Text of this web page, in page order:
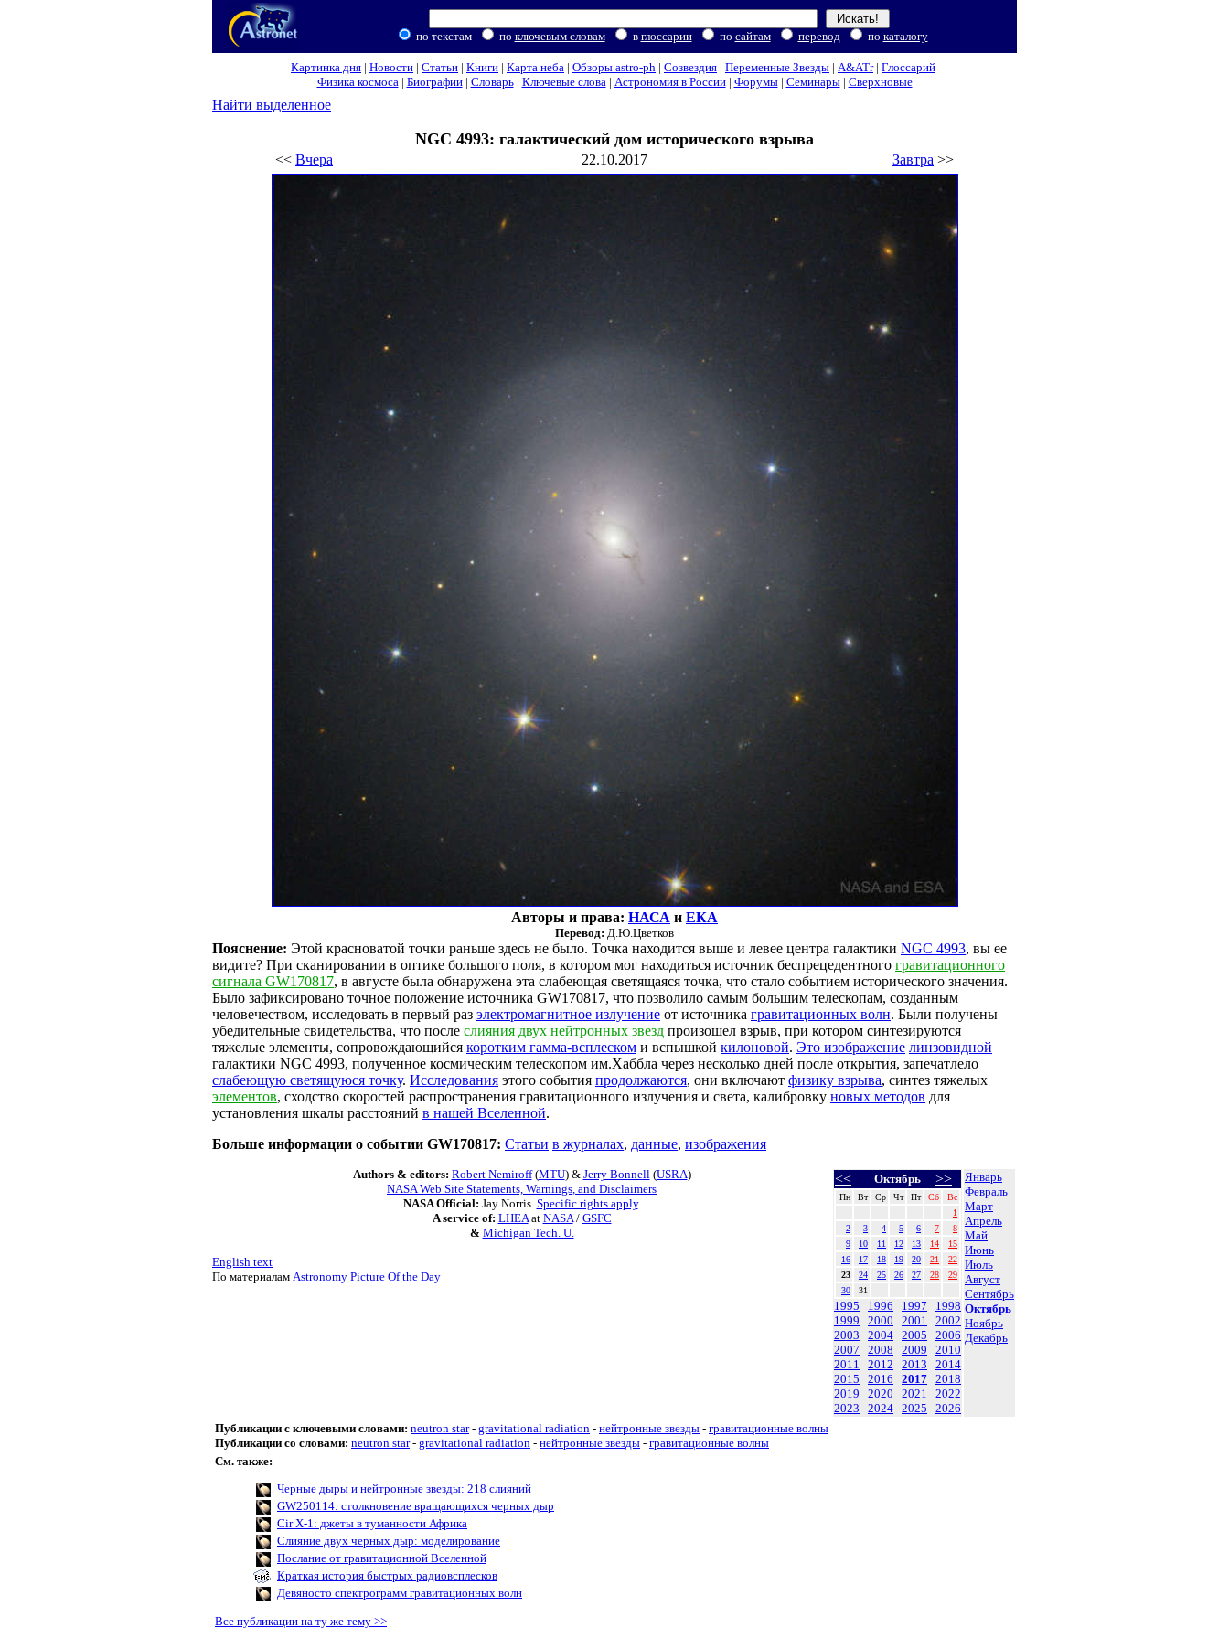
по текстам по ключевым словам в глоссарии по сайтам перевод по каталогу
Картинка дня | Новости | Статьи | Книги | Карта неба | Обзоры astro-ph | Созвездия | Переменные Звезды | A&ATr| Глоссарий
Физика космоса| Биографии| Словарь| Ключевые слова| Астрономия в России| Форумы| Семинары| Сверхновые
Найти выделенное
NGC 4993: галактический дом исторического взрыва
<< Вчера 22.10.2017 Завтра >>
Авторы и права: НАСА и ЕКА
Перевод: Д.Ю.Цветков
Пояснение: Этой красноватой точки раньше здесь не было. Точка находится выше и левее центра галактики NGC 4993, вы ее
видите? При сканировании в оптике большого поля, в котором мог находиться источник беспрецедентного гравитационного
сигнала GW170817, в августе была обнаружена эта слабеющая светящаяся точка, что стало событием исторического значения.
Было зафиксировано точное положение источника GW170817, что позволило самым большим телескопам, созданным
человечеством, исследовать в первый раз электромагнитное излучение от источника гравитационных волн. Были получены
убедительные свидетельства, что после слияния двух нейтронных звезд произошел взрыв, при котором синтезируются
тяжелые элементы, сопровождающийся коротким гамма-всплеском и вспышкой килоновой. Это изображение линзовидной
галактики NGC 4993, полученное космическим телескопом им.Хаббла через несколько дней после открытия, запечатлело
слабеющую светящуюся точку. Исследования этого события продолжаются, они включают физику взрыва, синтез тяжелых
элементов, сходство скоростей распространения гравитационного излучения и света, калибровку новых методов для
установления шкалы расстояний в нашей Вселенной.
Больше информации о событии GW170817: Статьи в журналах, данные, изображения
<< Октябрь >>
Пн Вт Ср Чт Пт Сб
Вс
1
2
3 4 5 6 7
8
9
10 11 12 13 14
15
16
17 18 19 20 21
22
23
24 25 26 27 28
29
30
31
1995 1996 1997
1998
1999
2000 2001
2002
2003
2004 2005
2006
2007
2008 2009
2010
2011
2012 2013
2014
2015
2016 2017 2018
2019
2020 2021
2022
2023
2024 2025 2026
Январь
Февраль
Март
Апрель
Май
Июнь
Июль
Август
Сентябрь
Октябрь
Ноябрь
Декабрь
Authors & editors: Robert Nemiroff(MTU) & Jerry Bonnell(USRA)
NASA Web Site Statements, Warnings, and Disclaimers
NASA Official: Jay Norris. Specific rights apply.
A service of: LHEAat NASA/ GSFC
& Michigan Tech. U.
English text
По материалам Astronomy Picture Of the Day
Публикации с ключевыми словами: neutron star- gravitational radiation - нейтронные звезды - гравитационные волны
Публикации со словами: neutron star- gravitational radiation - нейтронные звезды - гравитационные волны
См. также:
Черные дыры и нейтронные звезды: 218 слияний
GW250114: столкновение вращающихся черных дыр
Cir X-1: джеты в туманности Африка
Слияние двух черных дыр: моделирование
Послание от гравитационной Вселенной
Краткая история быстрых радиовсплесков
Девяносто спектрограмм гравитационных волн
Все публикации на ту же тему >>